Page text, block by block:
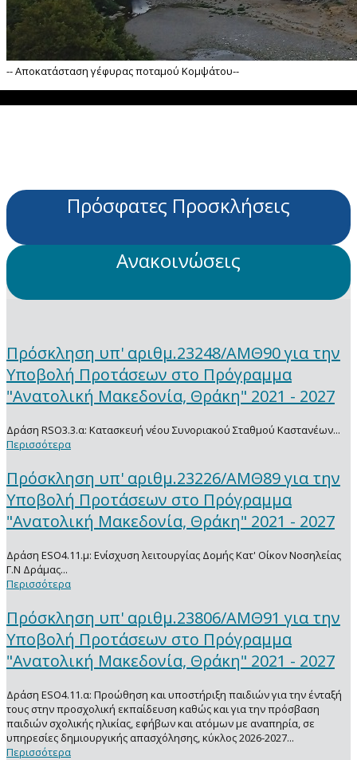
-- Αποκατάσταση γέφυρας ποταμού Κομψάτου--
Πρόσφατες Προσκλήσεις
Ανακοινώσεις
Πρόσκληση υπ' αριθμ.23248/ΑΜΘ90 για την
Υποβολή Προτάσεων στο Πρόγραμμα
"Ανατολική Μακεδονία, Θράκη" 2021 - 2027
Δράση RSO3.3.α: Κατασκευή νέου Συνοριακού Σταθμού Καστανέων...
Περισσότερα
Πρόσκληση υπ' αριθμ.23226/ΑΜΘ89 για την
Υποβολή Προτάσεων στο Πρόγραμμα
"Ανατολική Μακεδονία, Θράκη" 2021 - 2027
Δράση ΕSO4.11.μ: Ενίσχυση λειτουργίας Δομής Κατ' Οίκον Νοσηλείας
Γ.Ν Δράμας...
Περισσότερα
Πρόσκληση υπ' αριθμ.23806/ΑΜΘ91 για την
Υποβολή Προτάσεων στο Πρόγραμμα
"Ανατολική Μακεδονία, Θράκη" 2021 - 2027
Δράση ESO4.11.α: Προώθηση και υποστήριξη παιδιών για την ένταξή
τους στην προσχολική εκπαίδευση καθώς και για την πρόσβαση
παιδιών σχολικής ηλικίας, εφήβων και ατόμων με αναπηρία, σε
υπηρεσίες δημιουργικής απασχόλησης, κύκλος 2026-2027...
Περισσότερα